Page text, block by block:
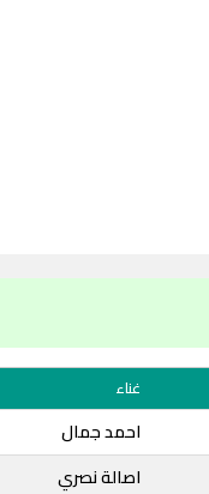
غناء
احمد جمال
اصالة نصري